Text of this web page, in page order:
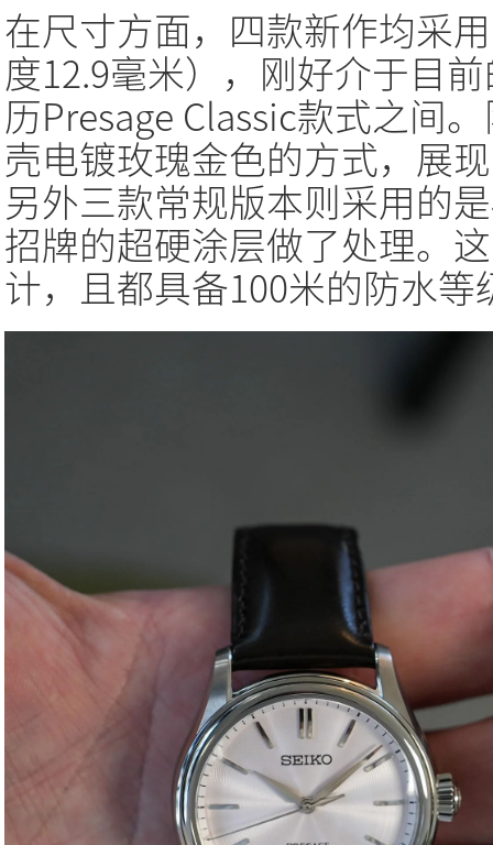
在尺寸方面，四款新作均采
度12.9毫米），刚好介于目
历Presage Classic款式之间
壳电镀玫瑰金色的方式，展
另外三款常规版本则采用的
招牌的超硬涂层做了处理。
计，且都具备100米的防水